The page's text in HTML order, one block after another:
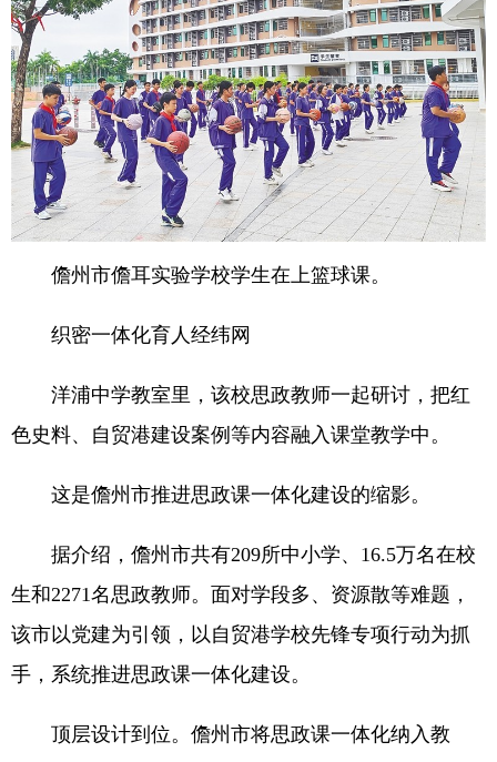
儋州市儋耳实验学校学生在上篮球课。
织密一体化育人经纬网
洋浦中学教室里，该校思政教师一起研讨，把红
色史料、自贸港建设案例等内容融入课堂教学中。
这是儋州市推进思政课一体化建设的缩影。
据介绍，儋州市共有209所中小学、16.5万名在校
生和2271名思政教师。面对学段多、资源散等难题，
该市以党建为引领，以自贸港学校先锋专项行动为抓
手，系统推进思政课一体化建设。
顶层设计到位。儋州市将思政课一体化纳入教